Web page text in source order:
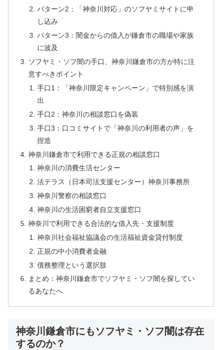
パターン2：「神奈川対応」のソフヤミサイトに申
し込み
パターン3：闇金からの借入が鎌倉市の職場や家族
に波及
ソフヤミ・ソフ闇の手口、神奈川鎌倉市の方が特に注
意すべきポイント
手口1：「神奈川限定キャンペーン」で特別感を演
出
手口2：神奈川の相談窓口を偽装
手口3：口コミサイトで「神奈川の利用者の声」を
捏造
神奈川鎌倉市で利用できる正規の相談窓口
神奈川の消費生活センター
法テラス（日本司法支援センター）神奈川事務所
神奈川警察の相談窓口
神奈川の生活困窮者自立支援窓口
神奈川で利用できる合法的な借入先・支援制度
神奈川社会福祉協議会の生活福祉資金貸付制度
正規の中小消費者金融
債務整理という選択肢
まとめ：神奈川鎌倉市でソフヤミ・ソフ闇を探してい
るあなたへ
神奈川鎌倉市にもソフヤミ・ソフ闇は存在
するのか？